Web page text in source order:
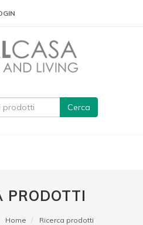
Cerca
PRODOTTI
Home Ricerca prodotti